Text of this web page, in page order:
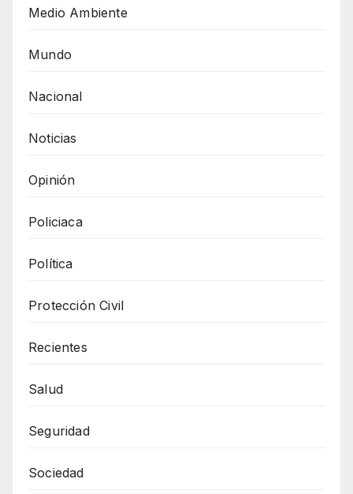
Medio Ambiente
Mundo
Nacional
Noticias
Opinión
Policiaca
Política
Protección Civil
Recientes
Salud
Seguridad
Sociedad